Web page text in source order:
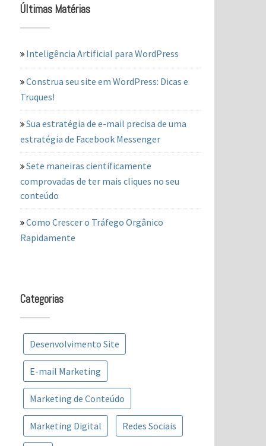
Últimas Matérias
Inteligência Artificial para WordPress
Construa seu site em WordPress: Dicas e
Truques!
Sua estratégia de e-mail precisa de uma
estratégia de Facebook Messenger
Sete maneiras cientificamente
comprovadas de ter mais cliques no seu
conteúdo
Como Crescer o Tráfego Orgânico
Rapidamente
Categorias
Desenvolvimento Site
E-mail Marketing
Marketing de Conteúdo
Marketing Digital Redes Sociais